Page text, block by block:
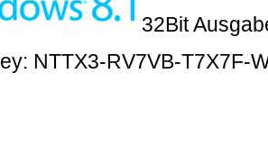
32Bit
NTTX3-RV7VB-T7X7F-